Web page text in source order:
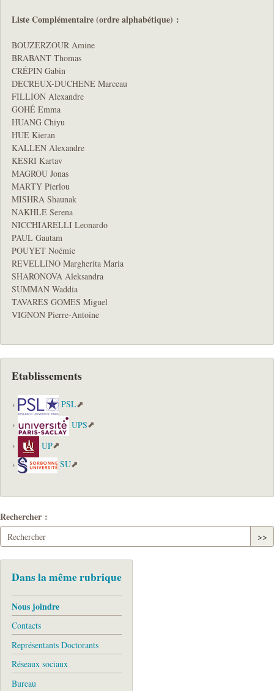
Liste Complémentaire (ordre alphabétique) :
BOUZERZOUR Amine
BRABANT Thomas
CRÉPIN Gabin
DECREUX-DUCHENE Marceau
FILLION Alexandre
GOHÉ Emma
HUANG Chiyu
HUE Kieran
KALLEN Alexandre
KESRI Kartav
MAGROU Jonas
MARTY Pierlou
MISHRA Shaunak
NAKHLE Serena
NICCHIARELLI Leonardo
PAUL Gautam
POUYET Noémie
REVELLINO Margherita Maria
SHARONOVA Aleksandra
SUMMAN Waddia
TAVARES GOMES Miguel
VIGNON Pierre-Antoine
Etablissements
PSL
UPS
UP
SU
Rechercher :
>>
Dans la même rubrique
Nous joindre
Contacts
Représentants Doctorants
Réseaux sociaux
Bureau